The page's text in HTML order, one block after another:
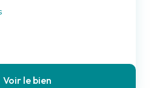
Voir le bien